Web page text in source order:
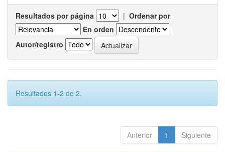
Resultados por página | Ordenar por
En orden
Autor/registro
Resultados 1-2 de 2.
Anterior 1 Siguiente